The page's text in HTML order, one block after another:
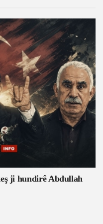
ji hundirê Abdullah